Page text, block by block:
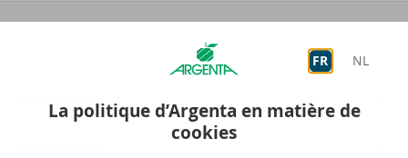
FR NL
La politique d’Argenta en matière de
cookies